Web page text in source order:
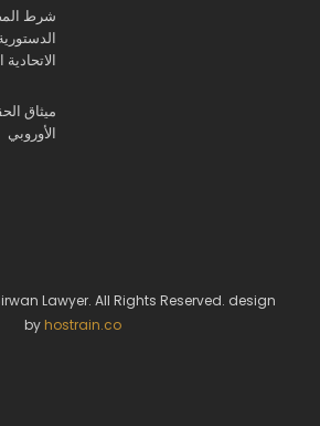
شرط
الاتحادية
ميثاق
الأوروبي
Lawyer. All Rights Reserved. design
by hostrain.co